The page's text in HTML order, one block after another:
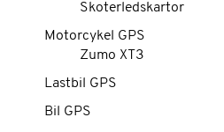
Skoterledskartor
Motorcykel GPS
Zumo XT3
Lastbil GPS
Bil GPS